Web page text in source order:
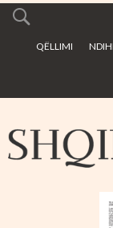
QËLLIMI